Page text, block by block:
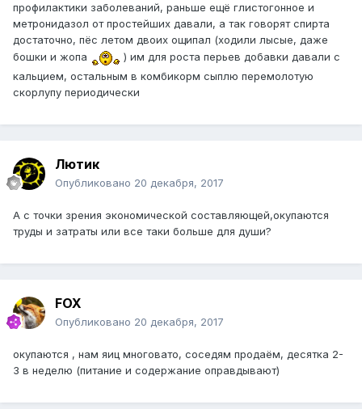
профилактики заболеваний, раньше ещё глистогонное и
метронидазол от простейших давали, а так говорят спирта
достаточно, пёс летом двоих ощипал (ходили лысые, даже
бошки и жопа
) им для роста перьев добавки давали с
кальцием, остальным в комбикорм сыплю перемолотую
скорлупу периодически
Лютик
Опубликовано 20 декабря, 2017
А с точки зрения экономической составляющей,окупаются
труды и затраты или все таки больше для души?
FOX
Опубликовано 20 декабря, 2017
окупаются , нам яиц многовато, соседям продаём, десятка 2-
3 в неделю (питание и содержание оправдывают)